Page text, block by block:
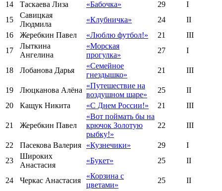
14
Таскаева Лиза «Бабочка» 29
I
15
Савицкая
Людмила
«Клубничка» 24
II
16
Жеребкин Павел «Люблю футбол!» 21
III
17
Лыткина
Ангелина
«Морская
прогулка»
27 I
18 Лобанова Дарья
«Семейное
гнездышко»
21 III
19 Люцканова Алёна
«Путешествие на
воздушном шаре»
25
II
20
Кащук Никита «С Днем России!» 21 III
21 Жеребкин Павел
«Вот поймать бы на
крючок Золотую
рыбку!»
22 III
22 Пасекова Валерия «Кузнечики» 29
I
23
Широких
Анастасия
«Букет» 25 II
24 Черкас Анастасия
«Корзина с
цветами»
25
II